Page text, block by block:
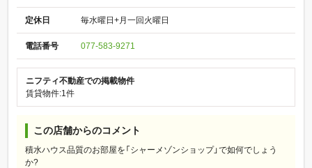
定休日 毎水曜日+月一回火曜日
電話番号 077-583-9271
ニフティ不動産での掲載物件
賃貸物件:1件
この店舗からのコメント
積水ハウス品質のお部屋を「シャーメゾンショップ」で如何でしょう
か?